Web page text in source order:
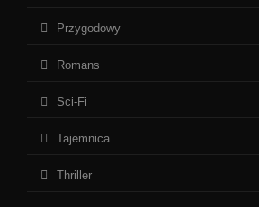
Przygodowy
Romans
Sci-Fi
Tajemnica
Thriller